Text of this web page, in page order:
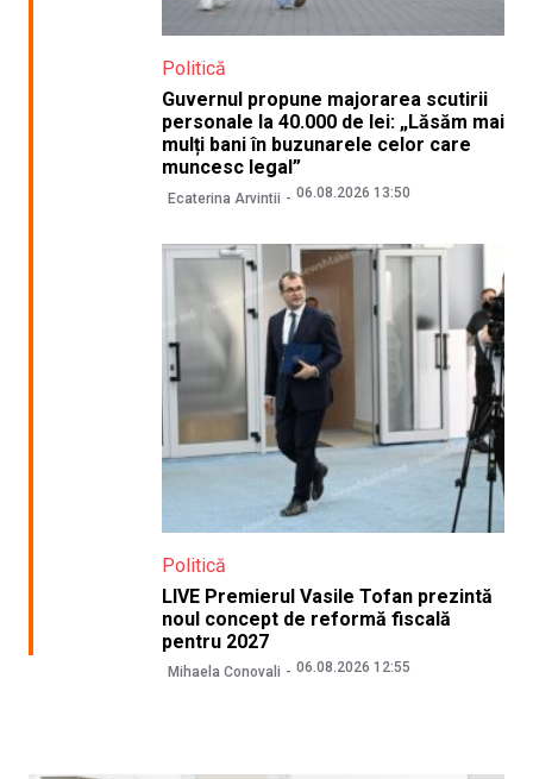
Politică
Guvernul propune majorarea scutirii
personale la 40.000 de lei: „Lăsăm mai
mulți bani în buzunarele celor care
muncesc legal”
Ecaterina Arvintii 06.08.2026 13:50
Politică
LIVE Premierul Vasile Tofan prezintă
noul concept de reformă fiscală
pentru 2027
Mihaela Conovali 06.08.2026 12:55